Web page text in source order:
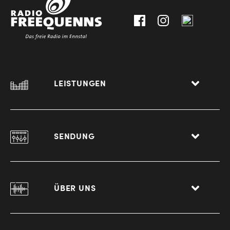
LEISTUNGEN
SENDUNG
ÜBER UNS